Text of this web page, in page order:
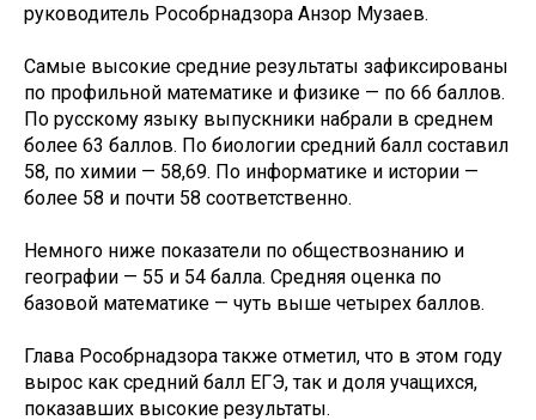
руководитель Рособрнадзора Анзор Музаев.
Самые высокие средние результаты зафиксированы
по профильной математике и физике — по 66 баллов.
По русскому языку выпускники набрали в среднем
более 63 баллов. По биологии средний балл составил
58, по химии — 58,69. По информатике и истории —
более 58 и почти 58 соответственно.
Немного ниже показатели по обществознанию и
географии — 55 и 54 балла. Средняя оценка по
базовой математике — чуть выше четырех баллов.
Глава Рособрнадзора также отметил, что в этом году
вырос как средний балл ЕГЭ, так и доля учащихся,
показавших высокие результаты.